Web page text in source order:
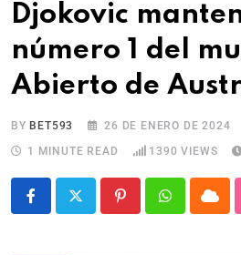
Djokovic
número 1 del
Abierto de
BY BET593 26 DE ENERO DE 2024
1 MINUTE READ
1390 VIEWS